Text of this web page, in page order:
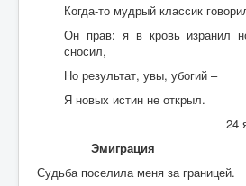
Когда-то мудрый классик
Он прав: я в кровь изранил
сносил,
Но результат, увы, убогий –
Я новых истин не открыл.
24
Эмиграция
Судьба поселила меня за границей.